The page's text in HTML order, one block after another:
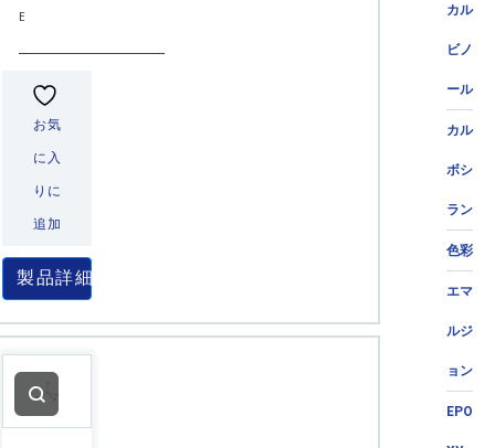
カル
ビノ
ール
カル
ボシ
ラン
色彩
エマ
ルジ
ョン
EPO
E
お気
に入
りに
追加
製品詳細